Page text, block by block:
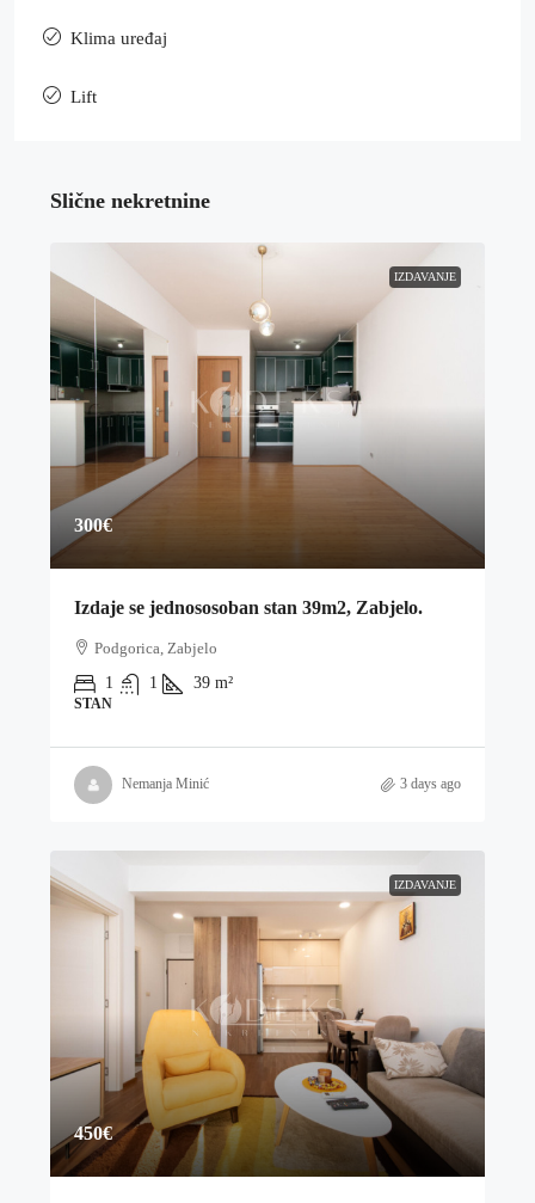
Klima uređaj
Lift
Slične nekretnine
IZDAVANJE
300€
Izdaje se jednososoban stan 39m2, Zabjelo.
Podgorica, Zabjelo
1
1 39 m²
STAN
Nemanja Minić 3 days ago
IZDAVANJE
450€